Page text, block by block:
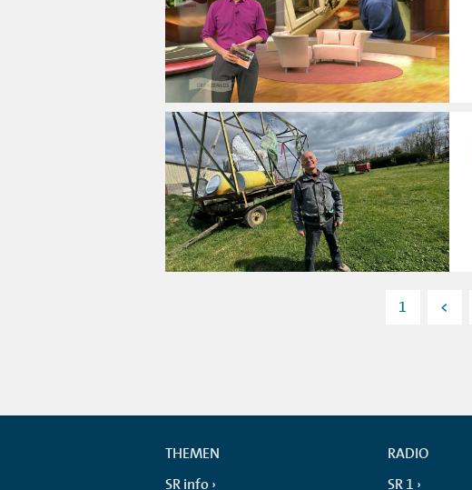
1 <
THEMEN
SR info
RADIO
SR 1